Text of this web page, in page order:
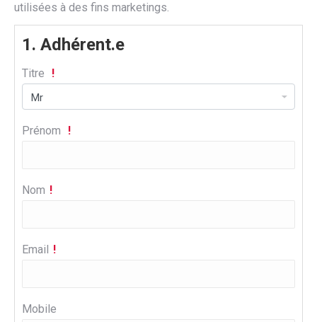
utilisées à des fins marketings.
1. Adhérent.e
Titre
Prénom
Nom
Email
Mobile